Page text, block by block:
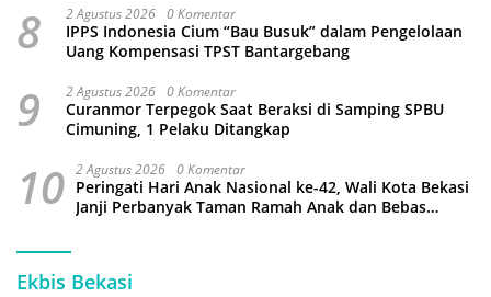
8 2 Agustus 2026 0 Komentar
IPPS Indonesia Cium “Bau Busuk” dalam Pengelolaan
Uang Kompensasi TPST Bantargebang
9 2 Agustus 2026 0 Komentar
Curanmor Terpegok Saat Beraksi di Samping SPBU
Cimuning, 1 Pelaku Ditangkap
10 2 Agustus 2026 0 Komentar
Peringati Hari Anak Nasional ke-42, Wali Kota Bekasi
Janji Perbanyak Taman Ramah Anak dan Bebas
Ekbis Bekasi